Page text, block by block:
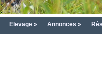
Elevage » Annonces »